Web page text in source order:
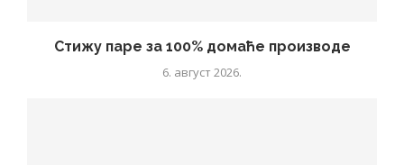
Стижу паре за 100% домаће производе
6. август 2026.